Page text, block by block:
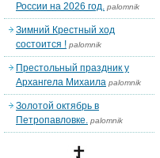
России на 2026 год. palomnik
Зимний Крестный ход
состоится ! palomnik
Престольный праздник у
Архангела Михаила palomnik
Золотой октябрь в
Петропавловке. palomnik